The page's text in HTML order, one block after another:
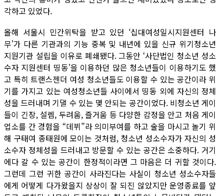
각하고 있었다.
올해 서울시 민간위탁을 받고 있던 ‘십대여성일시지원센터 나
무’가 다른 기관과의 기능 중복 및 내년에 있을 신규 위기청소년
지원기관 설립을 이유로 폐쇄됐다. 그동안 ‘사단법인 청소년 성소
수자 지원센터 띵동’을 이용하던 많은 청소년들이 이용하기도 했
고 특히 트랜스젠더 여성 청소년들도 이용할 수 있는 공간이라 위
기를 가지고 있는 여성청소년들 사이에서 띵동 외에 자신의 정체
성을 드러내며 기댈 수 있는 몇 안되는 공간이었다. 비청소년 게이
들이 긴장, 설렘, 두려움, 즐거움 등 다양한 감정을 안고 처음 게이
업소를 간 경험을 “데뷔”라 의미부여를 하고 술을 마시고 놀기 위
해 구태여 종태원에 모이는 것처럼, 청소년 성소수자가 자신의 성
소수자 정체성을 드러내고 방문할 수 있는 공간은 소중하다. 거기
에다 갈 수 있는 공간이 한정적이라면 그 마음은 더 귀할 것이다.
그런데 그런 귀한 공간이 사라진다는 사실이 청소년 성소수자들
에게 어떻게 다가왔을지 상상이 잘 되진 않았지만 운영종료를 앞